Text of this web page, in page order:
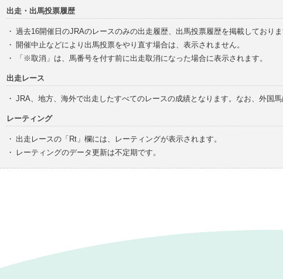
出走・出馬投票履歴
・ 過去16開催日のJRAのレースのみの出走履歴、出馬投票履歴を掲載しておりま
・ 開催中止などにより出馬投票をやり直す場合は、表示されません。
・
「※取消」は、馬番号を付す前に出走取消になった場合に表示されます。
出走レース
・ JRA、地方、海外で出走したすべてのレースの成績となります。なお、外国
レーティング
・ 出走レースの「Rt」欄には、レーティングが表示されます。
・
レーティングのデータ更新は不定期です。